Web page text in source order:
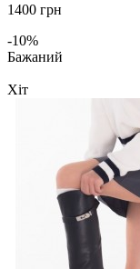
1400 грн
-10%
Бажаний
Хіт